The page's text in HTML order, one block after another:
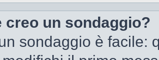
creo un sondaggio?
sondaggio è facile: